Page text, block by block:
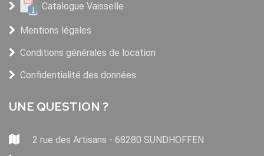
Catalogue Vaisselle
Mentions légales
Conditions générales de location
Confidentialité des données
UNE QUESTION ?
2 rue des Artisans - 68280 SUNDHOFFEN